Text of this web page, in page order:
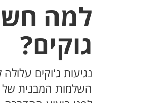
למה
גוקים?
נגיעות ג'וקים
השלמות המבנית של